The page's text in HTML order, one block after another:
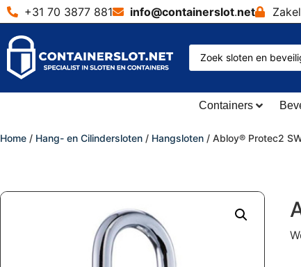
+31 70 3877 881 info@containerslot.net
Containers
Home / Hang- en Cilindersloten / Hangsloten / Abloy® Protec2